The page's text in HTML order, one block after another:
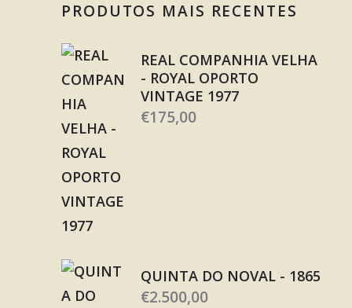
PRODUTOS MAIS RECENTES
REAL COMPANHIA VELHA
- ROYAL OPORTO
VINTAGE 1977
€175,00
QUINTA DO NOVAL - 1865
€2.500,00